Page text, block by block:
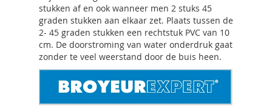
stukken af en ook wanneer men 2 stuks 45
graden stukken aan elkaar zet. Plaats tussen de
2- 45 graden stukken een rechtstuk PVC van 10
cm. De doorstroming van water onderdruk gaat
zonder te veel weerstand door de buis heen.